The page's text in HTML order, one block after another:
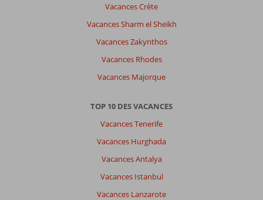
Vacances Crète
Vacances Sharm el Sheikh
Vacances Zakynthos
Vacances Rhodes
Vacances Majorque
TOP 10 DES VACANCES
Vacances Tenerife
Vacances Hurghada
Vacances Antalya
Vacances Istanbul
Vacances Lanzarote